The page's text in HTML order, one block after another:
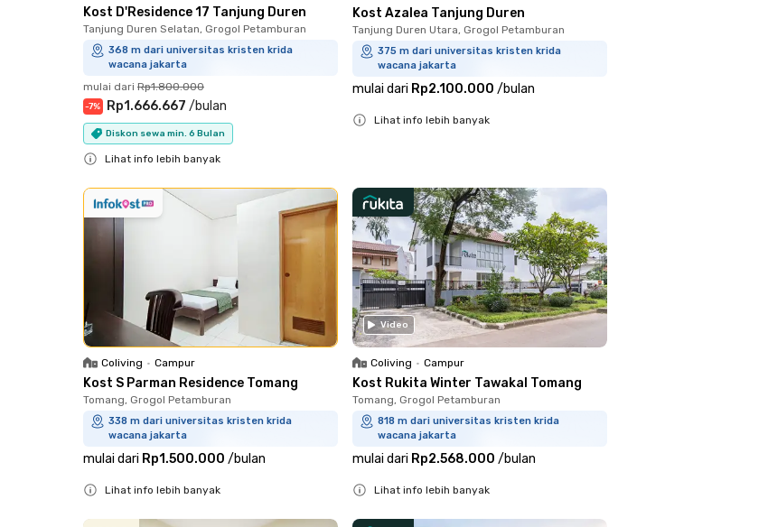
Kost D'Residence 17 Tanjung Duren
Tanjung Duren Selatan, Grogol Petamburan
368 m dari universitas kristen krida
wacana jakarta
mulai dari Rp1.800.000
-7% Rp1.666.667 /bulan
Diskon sewa min. 6 Bulan
Lihat info lebih banyak
Kost Azalea Tanjung Duren
Tanjung Duren Utara, Grogol Petamburan
375 m dari universitas kristen krida
wacana jakarta
mulai dari Rp2.100.000 /bulan
Lihat info lebih banyak
Coliving • Campur
Kost S Parman Residence Tomang
Tomang, Grogol Petamburan
338 m dari universitas kristen krida
wacana jakarta
mulai dari Rp1.500.000 /bulan
Lihat info lebih banyak
Video
Coliving • Campur
Kost Rukita Winter Tawakal Tomang
Tomang, Grogol Petamburan
818 m dari universitas kristen krida
wacana jakarta
mulai dari Rp2.568.000 /bulan
Lihat info lebih banyak